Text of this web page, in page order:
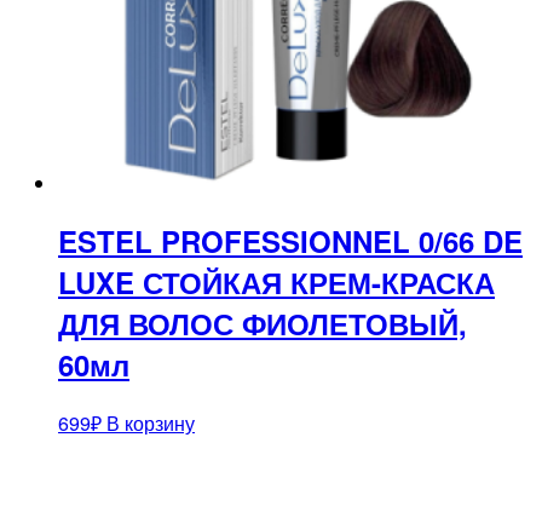
ESTEL PROFESSIONNEL 0/66 DE
LUXE СТОЙКАЯ КРЕМ-КРАСКА
ДЛЯ ВОЛОС ФИОЛЕТОВЫЙ,
60мл
699₽ В корзину